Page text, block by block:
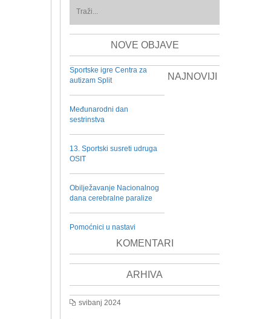
NOVE OBJAVE
Sportske igre Centra za
autizam Split
Međunarodni dan
sestrinstva
13. Sportski susreti udruga
OSIT
Obilježavanje Nacionalnog
dana cerebralne paralize
Pomoćnici u nastavi
NAJNOVIJI
KOMENTARI
ARHIVA
svibanj 2024